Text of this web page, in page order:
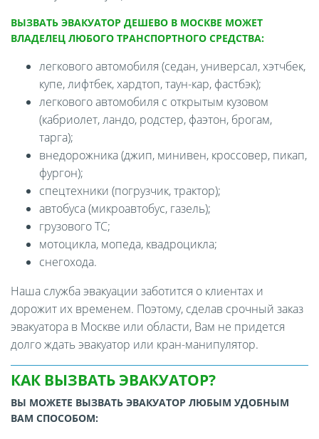
ВЫЗВАТЬ ЭВАКУАТОР ДЕШЕВО В МОСКВЕ МОЖЕТ
ВЛАДЕЛЕЦ ЛЮБОГО ТРАНСПОРТНОГО СРЕДСТВА:
легкового автомобиля (седан, универсал, хэтчбек,
купе, лифтбек, хардтоп, таун-кар, фастбэк);
легкового автомобиля с открытым кузовом
(кабриолет, ландо, родстер, фаэтон, брогам,
тарга);
внедорожника (джип, минивен, кроссовер, пикап,
фургон);
спецтехники (погрузчик, трактор);
автобуса (микроавтобус, газель);
грузового ТС;
мотоцикла, мопеда, квадроцикла;
снегохода.
Наша служба эвакуации заботится о клиентах и
дорожит их временем. Поэтому, сделав срочный заказ
эвакуатора в Москве или области, Вам не придется
долго ждать эвакуатор или кран-манипулятор.
КАК ВЫЗВАТЬ ЭВАКУАТОР?
ВЫ МОЖЕТЕ ВЫЗВАТЬ ЭВАКУАТОР ЛЮБЫМ УДОБНЫМ
ВАМ СПОСОБОМ: